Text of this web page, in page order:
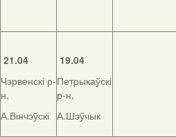
21.04
Чэрвенскі р-
н,
А.Вінчэўскі
19.04
Петрыкаўскі
р-н,
А.Шэўчык